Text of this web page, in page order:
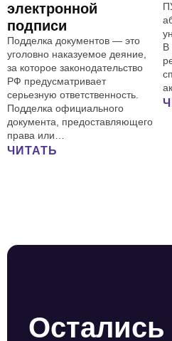
электронной
подписи
Подделка документов — это
уголовно наказуемое деяние,
за которое законодательство
РФ предусматривает
серьезную ответственность.
Подделка официального
документа, предоставляющего
права или…
ЧИТАТЬ
В
Остались